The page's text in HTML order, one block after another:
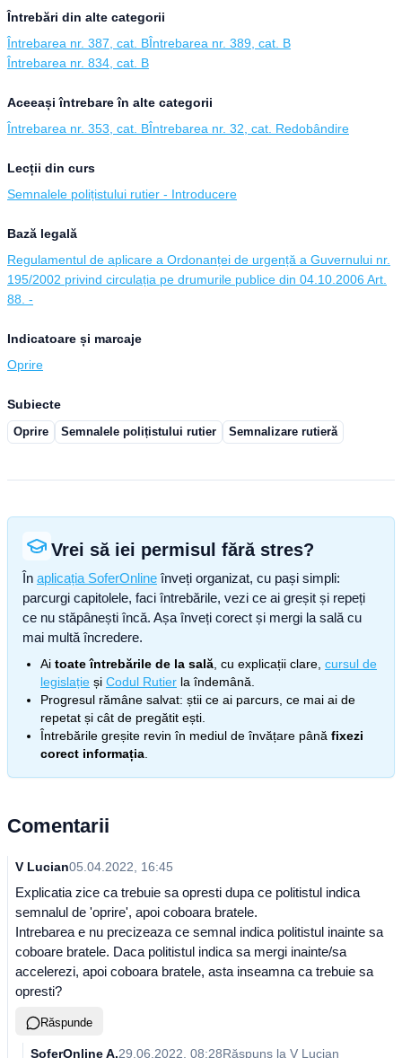
Întrebări din alte categorii
Întrebarea nr. 387, cat. BÎntrebarea nr. 389, cat. B
Întrebarea nr. 834, cat. B
Aceeași întrebare în alte categorii
Întrebarea nr. 353, cat. BÎntrebarea nr. 32, cat. Redobândire
Lecții din curs
Semnalele polițistului rutier - Introducere
Bază legală
Regulamentul de aplicare a Ordonanței de urgență a Guvernului nr.
195/2002 privind circulația pe drumurile publice din 04.10.2006 Art.
88. -
Indicatoare și marcaje
Oprire
Subiecte
Oprire Semnalele polițistului rutier Semnalizare rutieră
Vrei să iei permisul fără stres?
În aplicația SoferOnline înveți organizat, cu pași simpli:
parcurgi capitolele, faci întrebările, vezi ce ai greșit și repeți
ce nu stăpânești încă. Așa înveți corect și mergi la sală cu
mai multă încredere.
Ai toate întrebările de la sală , cu explicații clare, cursul de
legislație și Codul Rutier la îndemână.
Progresul rămâne salvat: știi ce ai parcurs, ce mai ai de
repetat și cât de pregătit ești.
Întrebările greșite revin în mediul de învățare până fixezi
corect informația
Comentarii
V Lucian05.04.2022, 16:45
Explicatia zice ca trebuie sa opresti dupa ce politistul indica
semnalul de 'oprire', apoi coboara bratele.
Intrebarea e nu precizeaza ce semnal indica politistul inainte sa
coboare bratele. Daca politistul indica sa mergi inainte/sa
accelerezi, apoi coboara bratele, asta inseamna ca trebuie sa
opresti?
Răspunde
SoferOnline A.29.06.2022, 08:28Răspuns la V Lucian